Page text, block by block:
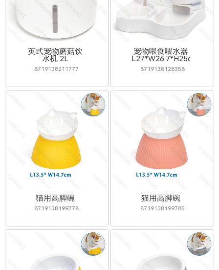
英式宠物蘑菇饮
水机 2L
8719138211777
宠物喂食喂水器
L27*W26.7*H25cm
8719138128358
猫用高脚碗
8719138199778
猫用高脚碗
8719138199785